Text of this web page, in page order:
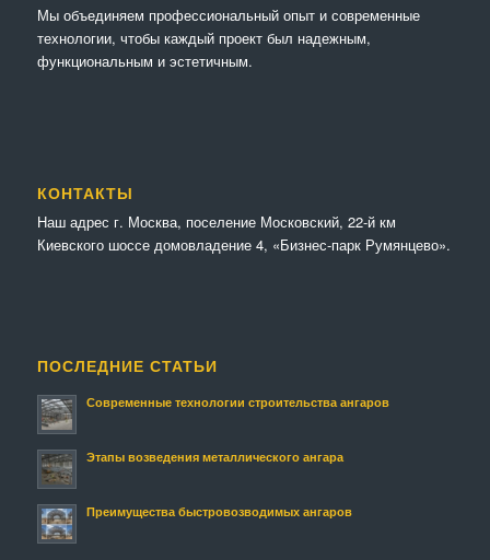
Мы объединяем профессиональный опыт и современные
технологии, чтобы каждый проект был надежным,
функциональным и эстетичным.
КОНТАКТЫ
Наш адрес г. Москва, поселение Московский, 22-й км
Киевского шоссе домовладение 4, «Бизнес-парк Румянцево».
ПОСЛЕДНИЕ СТАТЬИ
Современные технологии строительства ангаров
Этапы возведения металлического ангара
Преимущества быстровозводимых ангаров